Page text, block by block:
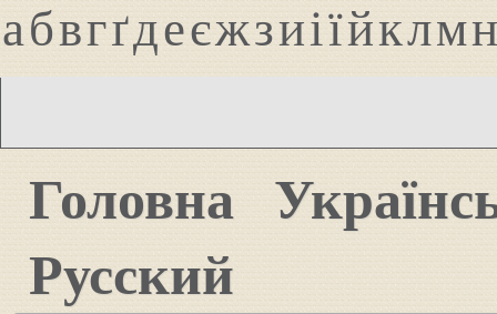
абвгґдеєжзиіїйклмн
Головна
Русский